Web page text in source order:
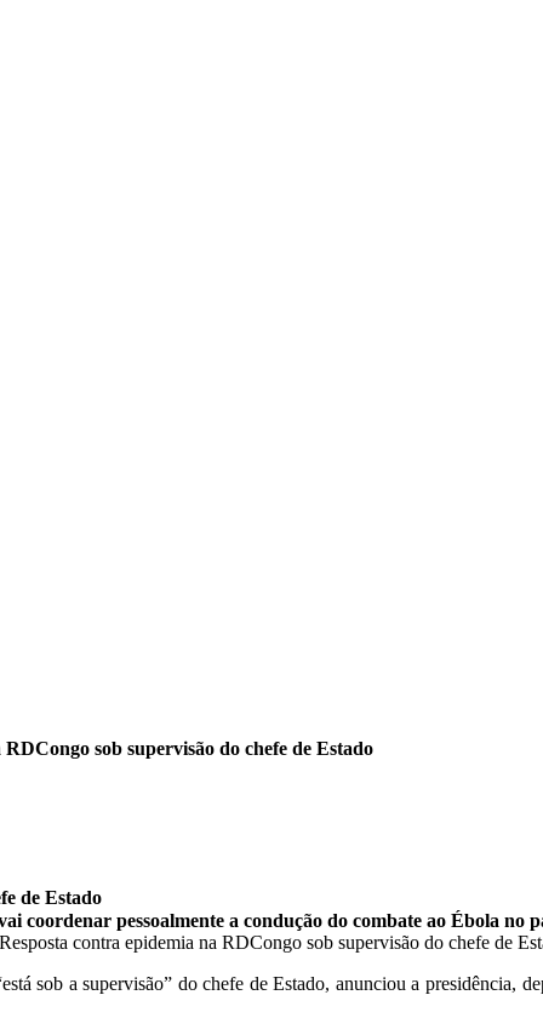
sob supervisão do chefe de Estado
de Estado
coordenar pessoalmente a condução do combate ao Ébola no
sob a supervisão” do chefe de Estado, anunciou a presidência,